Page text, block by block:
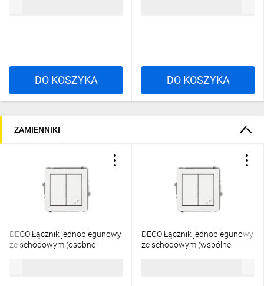
DO KOSZYKA DO KOSZYKA
ZAMIENNIKI
DECO Łącznik jednobiegunowy
ze schodowym (osobne
DECO Łącznik jednobiegunowy
ze schodowym (wspólne